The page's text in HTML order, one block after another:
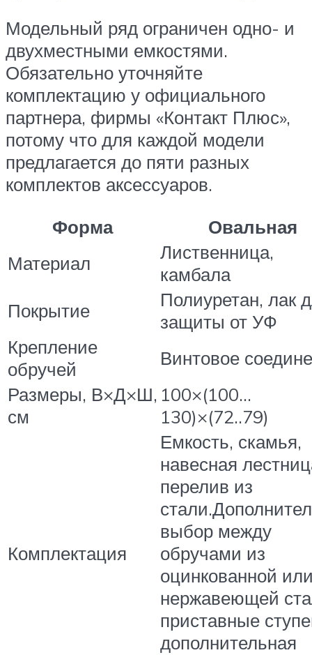
Модельный ряд ограничен одно- и
двухместными емкостями.
Обязательно уточняйте
комплектацию у официального
партнера, фирмы «Контакт Плюс»,
потому что для каждой модели
предлагается до пяти разных
комплектов аксессуаров.
Форма
Овальная
Материал
Лиственница,
камбала
Покрытие
Полиуретан, лак
защиты от УФ
Крепление
обручей
Винтовое
Размеры, В×Д×Ш,
см
100×(100…
130)×(72..79)
Комплектация
Емкость, скамья,
навесная
перелив из
выбор между
обручами из
оцинкованной
нержавеющей
приставные
дополнительная